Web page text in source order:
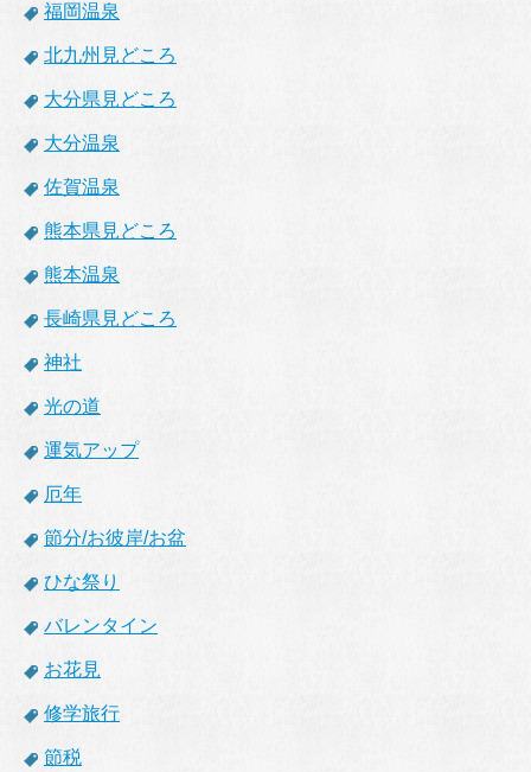
福岡温泉
北九州見どころ
大分県見どころ
大分温泉
佐賀温泉
熊本県見どころ
熊本温泉
長崎県見どころ
神社
光の道
運気アップ
厄年
節分/お彼岸/お盆
ひな祭り
バレンタイン
お花見
修学旅行
節税